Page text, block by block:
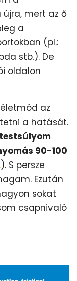
mert az ő
a
(pl.:
stb.). De
oldalon
az
a hatását.
90-100
). S persze
Ezután
sokat
csapnivaló